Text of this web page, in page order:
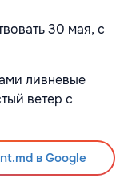
30 мая, с
ливневые
ветер с
в Google